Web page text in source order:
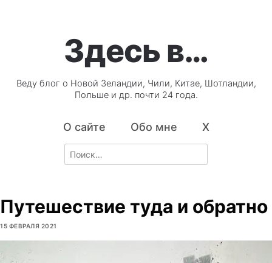
Здесь в…
Веду блог о Новой Зеландии, Чили, Китае, Шотландии,
Польше и др. почти 24 года.
О сайте Обо мне X
Search
for:
Путешествие туда и обратно
15 ФЕВРАЛЯ 2021